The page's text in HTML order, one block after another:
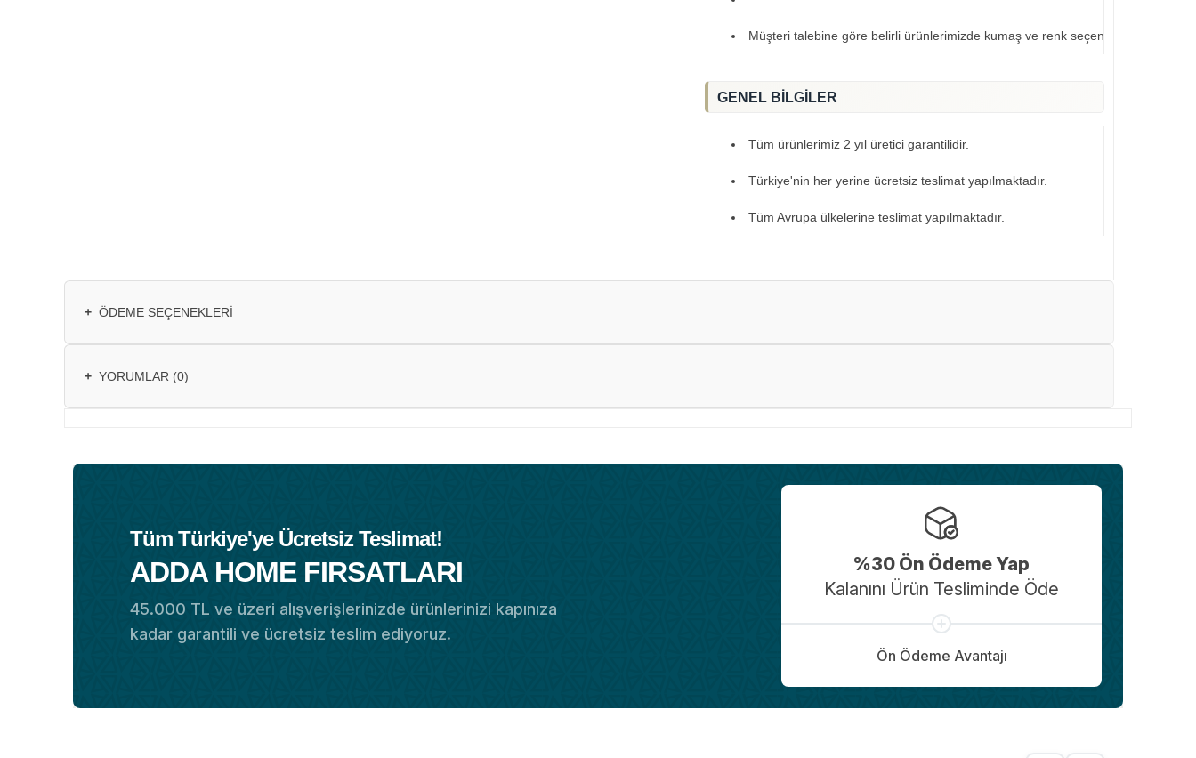
Müşteri talebine göre belirli ürünlerimizde kumaş ve renk seçeneklerimiz
GENEL BİLGİLER
Tüm ürünlerimiz 2 yıl üretici garantilidir.
Türkiye'nin her yerine ücretsiz teslimat yapılmaktadır.
Tüm Avrupa ülkelerine teslimat yapılmaktadır.
+ ÖDEME SEÇENEKLERI
+ YORUMLAR (0)
Tüm Türkiye'ye Ücretsiz Teslimat!
ADDA HOME FIRSATLARI
45.000 TL ve üzeri alışverişlerinizde ürünlerinizi kapınıza
kadar garantili ve ücretsiz teslim ediyoruz.
%30 Ön Ödeme Yap
Kalanını Ürün Tesliminde Öde
Ön Ödeme Avantajı